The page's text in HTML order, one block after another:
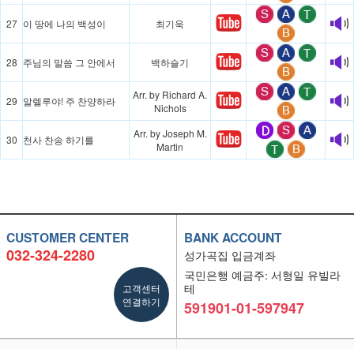
27 이 땅에 나의 백성이 최기욱
28 주님의 말씀 그 안에서 백하슬기
29 알렐루야! 주 찬양하라
Arr. by Richard A.
Nichols
30 천사 찬송 하기를
Arr. by Joseph M.
Martin
CUSTOMER CENTER
032-324-2280
고객센터
연결하기
BANK ACCOUNT
성가곡집 입금계좌
국민은행 예금주: 서형일 유빌라
테
591901-01-597947